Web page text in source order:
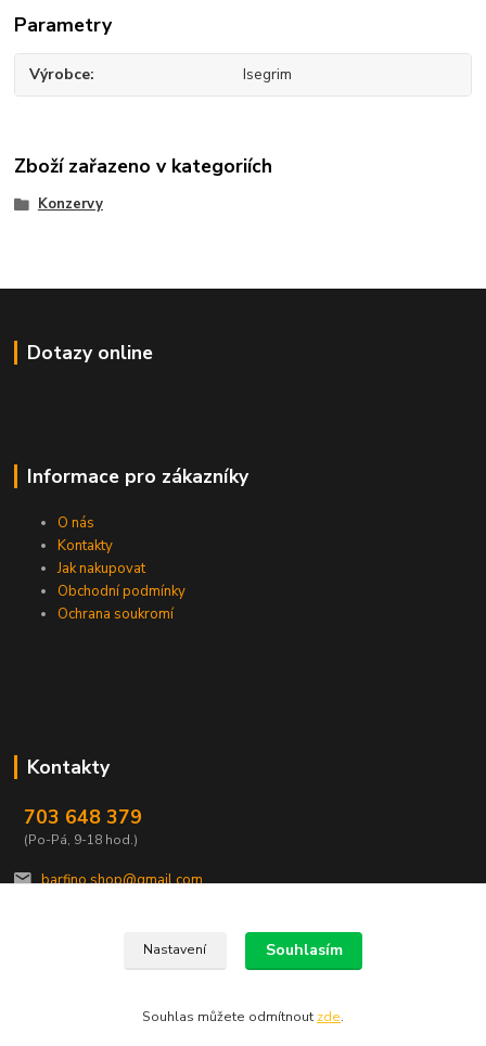
Parametry
Výrobce Isegrim
Zboží zařazeno v kategoriích
Konzervy
Dotazy online
Informace pro zákazníky
O nás
Kontakty
Jak nakupovat
Obchodní podmínky
Ochrana soukromí
Kontakty
703 648 379
(Po-Pá, 9-18 hod.)
barfino.shop@gmail.com
Nastavení Souhlasím
Souhlas můžete odmítnout zde.